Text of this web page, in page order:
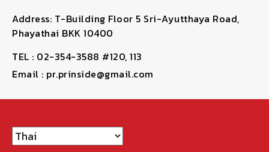
Address: T-Building Floor 5 Sri-Ayutthaya Road,
Phayathai BKK 10400
TEL : 02-354-3588 #120, 113
Email : pr.prinside@gmail.com